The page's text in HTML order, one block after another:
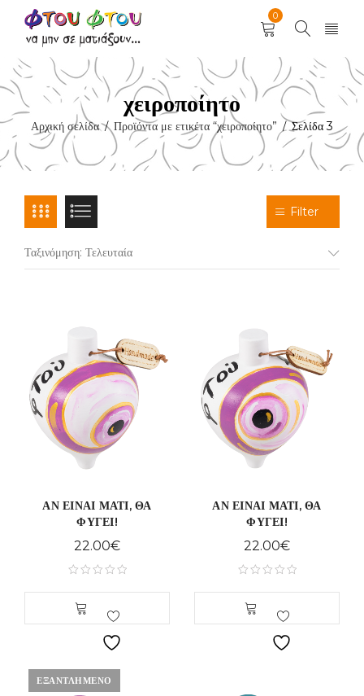
0
χειροποίητο
Αρχική σελίδα / Προϊόντα με ετικέτα “χειροποίητο” / Σελίδα 3
Filter
Ταξινόμηση: Τελευταία
ΑΝ ΕΙΝΑΙ ΜΑΤΙ, ΘΑ
ΦΥΓΕΙ!
22.00€
ΑΝ ΕΙΝΑΙ ΜΑΤΙ, ΘΑ
ΦΥΓΕΙ!
22.00€
ΕΞΑΝΤΛΗΜΈΝΟ